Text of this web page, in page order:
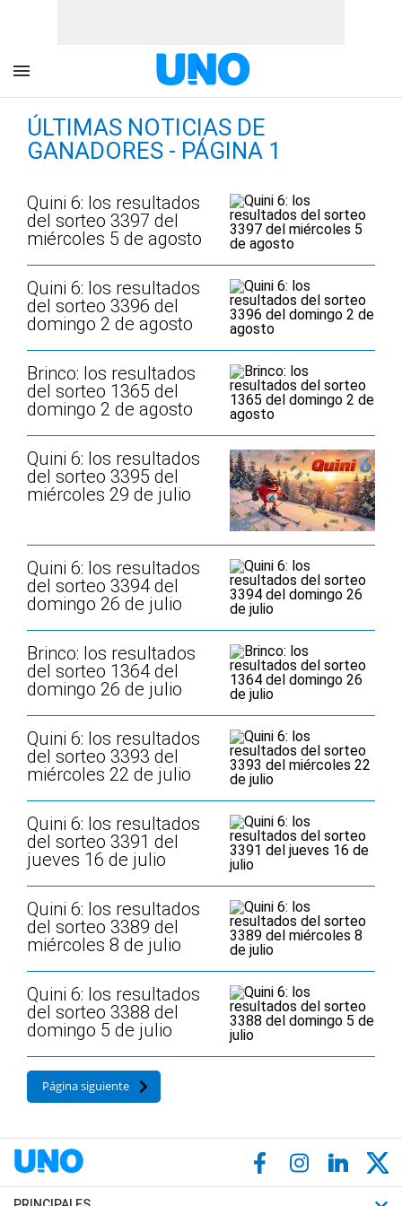
ÚLTIMAS NOTICIAS DE
GANADORES - PÁGINA 1
Quini 6: los resultados
del sorteo 3397 del
miércoles 5 de agosto
Quini 6: los resultados
del sorteo 3396 del
domingo 2 de agosto
Brinco: los resultados
del sorteo 1365 del
domingo 2 de agosto
Quini 6: los resultados
del sorteo 3395 del
miércoles 29 de julio
Quini 6: los resultados
del sorteo 3394 del
domingo 26 de julio
Brinco: los resultados
del sorteo 1364 del
domingo 26 de julio
Quini 6: los resultados
del sorteo 3393 del
miércoles 22 de julio
Quini 6: los resultados
del sorteo 3391 del
jueves 16 de julio
Quini 6: los resultados
del sorteo 3389 del
miércoles 8 de julio
Quini 6: los resultados
del sorteo 3388 del
domingo 5 de julio
Página siguiente